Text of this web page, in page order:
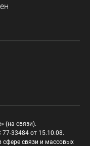
(на связи).
33484 от 15.10.08.
связи и массовых